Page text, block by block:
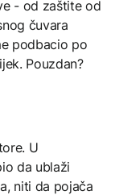
- od zaštite od
čuvara
podbacio po
Pouzdan?
U
da ublaži
niti da pojača